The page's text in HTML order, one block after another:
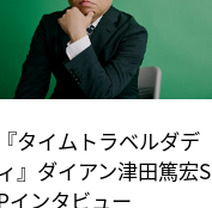
『タイムトラベルダデ
ィ』ダイアン津田篤宏S
インタビュー